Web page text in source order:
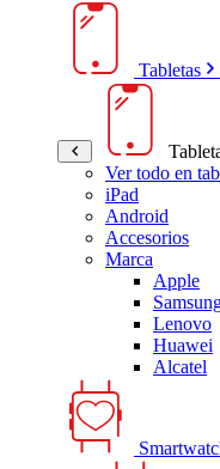
Tabletas
Ver todo en
iPad
Android
Accesorios
Marca
Apple
Lenovo
Huawei
Alcatel